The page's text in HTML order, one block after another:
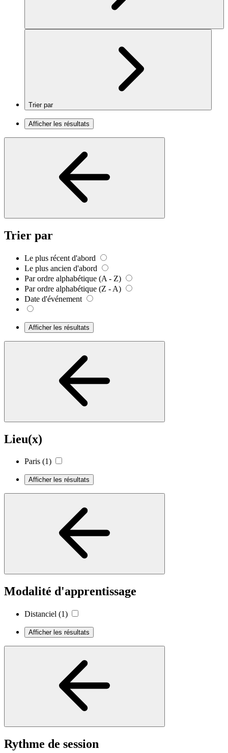
Trier par
Afficher les résultats
Trier par
Le plus récent d'abord
Le plus ancien d'abord
Par ordre alphabétique (A - Z)
Par ordre alphabétique (Z - A)
Date d'événement
Afficher les résultats
Lieu(x)
Paris (1)
Afficher les résultats
Modalité d'apprentissage
Distanciel (1)
Afficher les résultats
Rythme de session